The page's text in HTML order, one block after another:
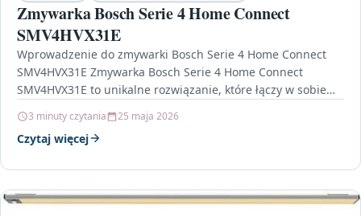
Zmywarka Bosch Serie 4 Home Connect
SMV4HVX31E
Wprowadzenie do zmywarki Bosch Serie 4 Home Connect
SMV4HVX31E Zmywarka Bosch Serie 4 Home Connect
SMV4HVX31E to unikalne rozwiązanie, które łączy w sobie
3 minuty czytania 25 maja 2026
Czytaj więcej